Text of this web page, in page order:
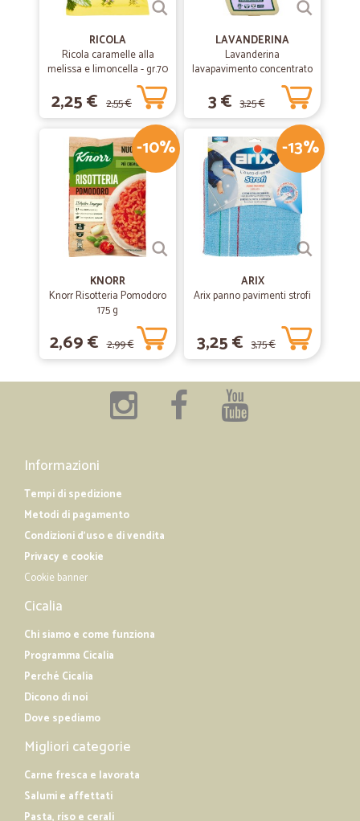
RICOLA
Ricola caramelle alla
melissa e limoncella - gr.70
2,25 € 2,55 €
LAVANDERINA
Lavanderina
lavapavimento concentrato
3 € 3,25 €
-10%
KNORR
Knorr Risotteria Pomodoro
175 g
2,69 € 2,99 €
-13%
ARIX
Arix panno pavimenti strofi
3,25 € 3,75 €
Informazioni
Tempi di spedizione
Metodi di pagamento
Condizioni d'uso e di vendita
Privacy e cookie
Cookie banner
Cicalia
Chi siamo e come funziona
Programma Cicalia
Perché Cicalia
Dicono di noi
Dove spediamo
Migliori categorie
Carne fresca e lavorata
Salumi e affettati
Pasta, riso e cerali